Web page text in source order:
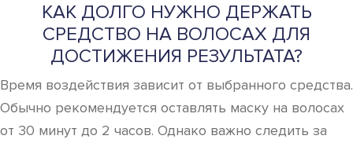
КАК ДОЛГО НУЖНО ДЕРЖАТЬ
СРЕДСТВО НА ВОЛОСАХ ДЛЯ
ДОСТИЖЕНИЯ РЕЗУЛЬТАТА?
Время воздействия зависит от выбранного средства.
Обычно рекомендуется оставлять маску на волосах
от 30 минут до 2 часов. Однако важно следить за